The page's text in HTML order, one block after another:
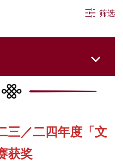
筛选
三／二四年度「文
获奖